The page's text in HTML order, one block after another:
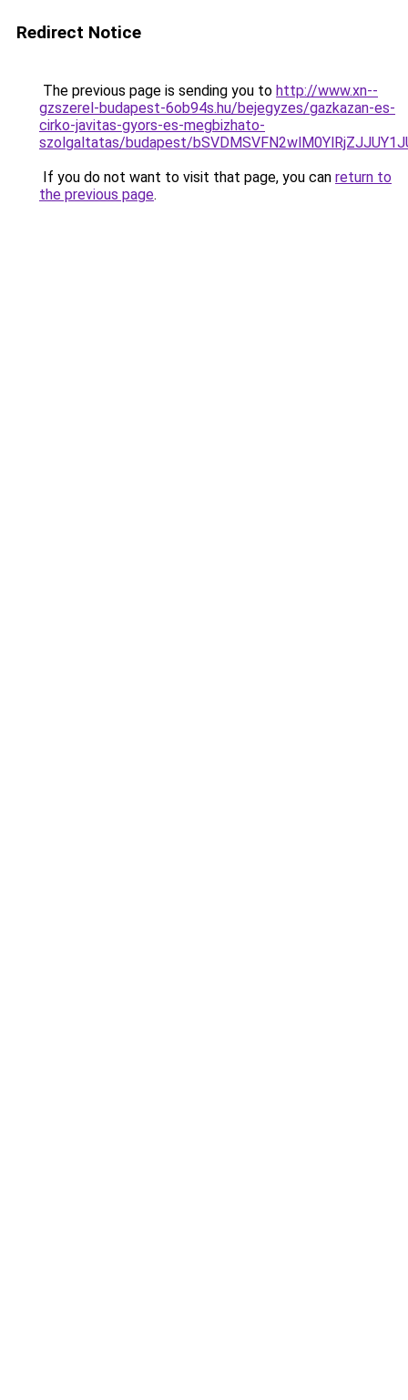
Redirect Notice
The previous page is sending you to http://www.xn--
gzszerel-budapest-6ob94s.hu/bejegyzes/gazkazan-es-
cirko-javitas-gyors-es-megbizhato-
szolgaltatas/budapest/
If you do not want to visit that page, you can return to
the previous page.